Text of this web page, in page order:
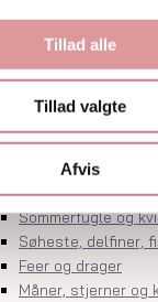
Tillad alle
Tillad valgte
Afvis
Krystaller
Krystaller
Sommerfugle og
Søheste, delfiner,
Feer og drager
Måner, stjerner og